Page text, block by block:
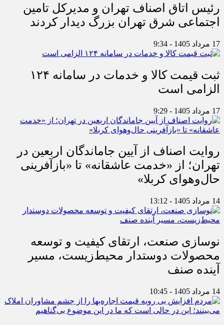
رئیس اتاق اصناف تهران و مدیرکل تامین
اجتماعی شرق تهران بزرگ دیدار کردند
17 مرداد 1405 - 9:34
ثبت قیمت کالا و خدمات در سامانه ۱۲۴
الزامی است
17 مرداد 1405 - 9:29
روایت اصناف از آیین جاماندگان اربعین در
تهران؛ از «خدمت عاشقانه» تا «بازآفرینی
حال‌وهوای کربلا»
14 مرداد 1405 - 13:12
نوسازی صنعت، ارتقای کیفیت و توسعه
محصولات دوستدار محیط‌زیست، مسیر
آینده صنف
14 مرداد 1405 - 10:45